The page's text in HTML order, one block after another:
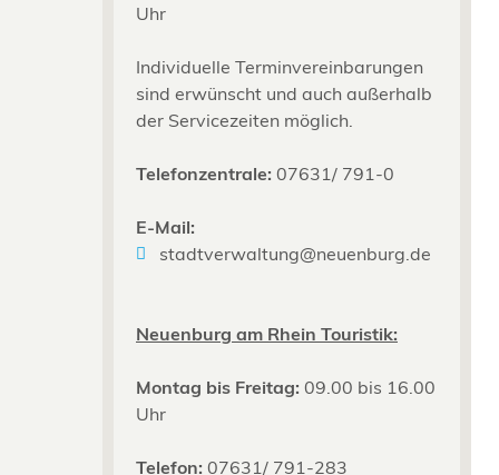
Uhr
Individuelle Terminvereinbarungen
sind erwünscht und auch außerhalb
der Servicezeiten möglich.
Telefonzentrale: 07631/ 791-0
E-Mail:
stadtverwaltung@neuenburg.de
Neuenburg am Rhein Touristik:
Montag bis Freitag: 09.00 bis 16.00
Uhr
Telefon: 07631/ 791-283